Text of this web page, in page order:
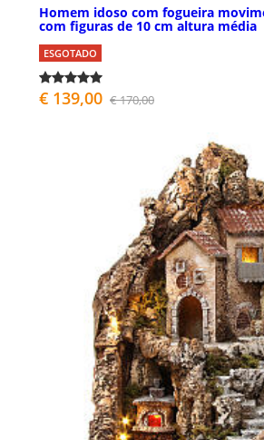
Homem idoso com fogueira
com figuras de 10 cm altura média
ESGOTADO
€ 139,00 € 170,00